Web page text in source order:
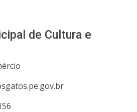
de Cultura e